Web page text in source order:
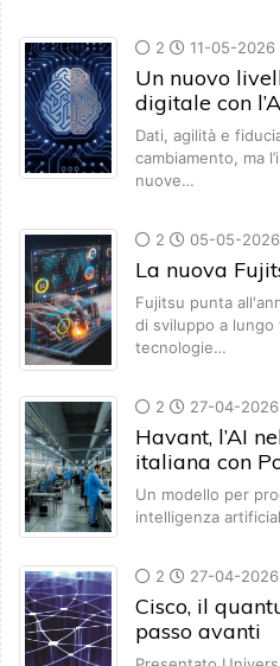
2 11-05-2026
Un nuovo
digitale con
Dati, agilità e
cambiamento, ma
nuove…
2 05-05-2026
La nuova
Fujitsu punta
di sviluppo a
tecnologie…
2 27-04-2026
Havant, l’AI
italiana con
Un modello per
intelligenza
2 27-04-2026
Cisco, il
passo avanti